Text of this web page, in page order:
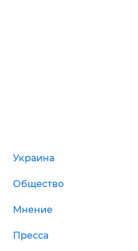
Украина
Общество
Мнение
Пресса